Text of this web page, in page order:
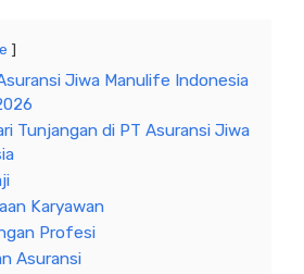
Jiwa Manulife Indonesia
Tunjangan di PT Asuransi Jiwa
Karyawan
Profesi
Asuransi